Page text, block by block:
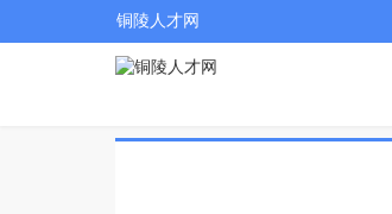
铜陵人才网